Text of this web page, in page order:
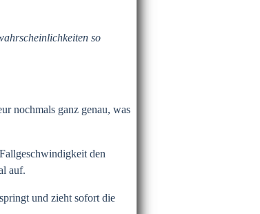
so
nochmals ganz genau, was
den
auf.
und zieht sofort die